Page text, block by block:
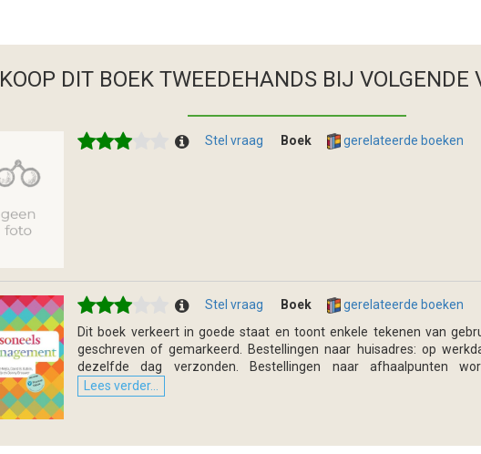
KOOP DIT BOEK TWEEDEHANDS BIJ VOLGENDE
Stel vraag Boek gerelateerde boeken
Stel vraag Boek
gerelateerde boeken
Dit boek verkeert in goede staat en toont enkele tekenen van
geschreven of gemarkeerd. Bestellingen naar huisadres: op
dezelfde dag verzonden. Bestellingen naar afhaalpunten
Lees verder...